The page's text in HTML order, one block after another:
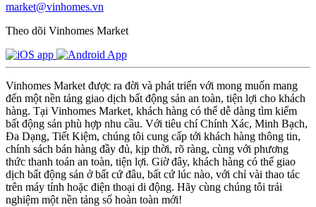
market@vinhomes.vn
Theo dõi Vinhomes Market
Vinhomes Market được ra đời và phát triển với mong muốn mang
đến một nền tảng giao dịch bất động sản an toàn, tiện lợi cho khách
hàng. Tại Vinhomes Market, khách hàng có thể dễ dàng tìm kiếm
bất động sản phù hợp nhu cầu. Với tiêu chí Chính Xác, Minh Bạch,
Đa Dạng, Tiết Kiệm, chúng tôi cung cấp tới khách hàng thông tin,
chính sách bán hàng đầy đủ, kịp thời, rõ ràng, cùng với phương
thức thanh toán an toàn, tiện lợi. Giờ đây, khách hàng có thể giao
dịch bất động sản ở bất cứ đâu, bất cứ lúc nào, với chỉ vài thao tác
trên máy tính hoặc điện thoại di động. Hãy cùng chúng tôi trải
nghiệm một nền tảng số hoàn toàn mới!